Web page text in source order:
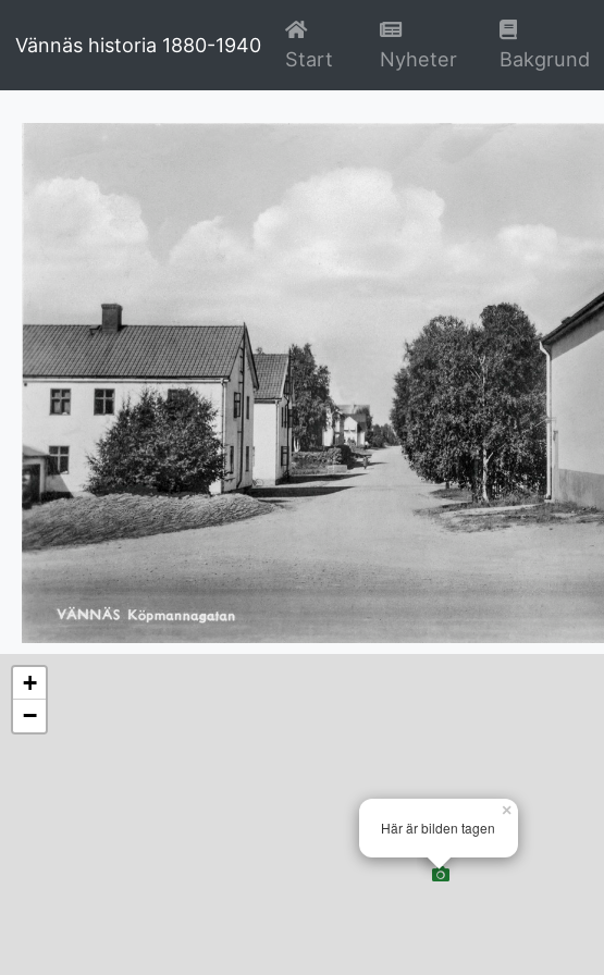
Vännäs historia 1880-1940
Start(current)Nyheter(current)Bakgrund
Här är bilden tagen
×
+
−